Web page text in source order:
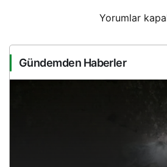
Yorumlar
Gündemden Haberler